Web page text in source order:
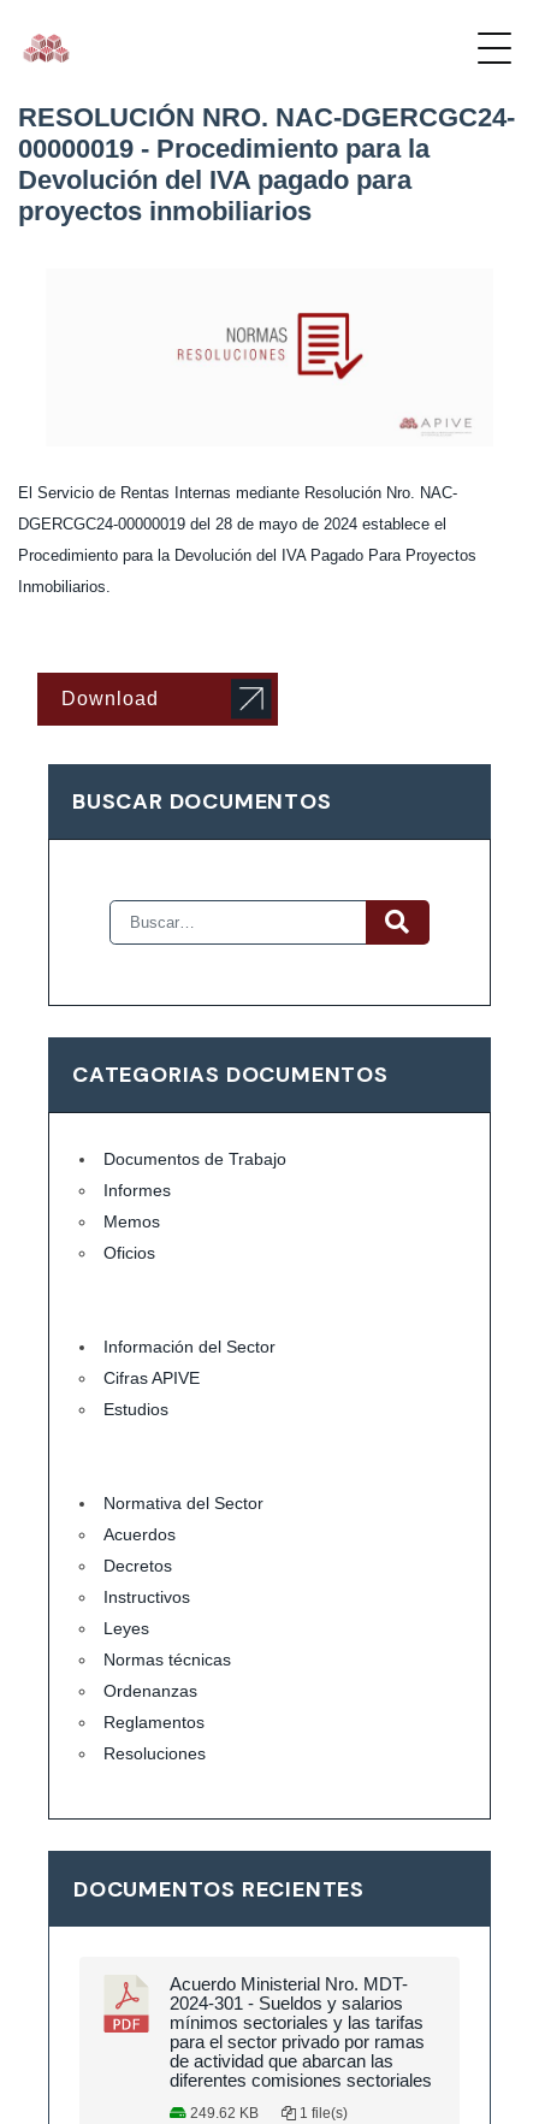
RESOLUCIÓN NRO. NAC-DGERCGC24-
00000019 - Procedimiento para la
Devolución del IVA pagado para
proyectos inmobiliarios
El Servicio de Rentas Internas mediante Resolución Nro. NAC-
DGERCGC24-00000019 del 28 de mayo de 2024 establece el
Procedimiento para la Devolución del IVA Pagado Para Proyectos
Inmobiliarios.
Download
BUSCAR DOCUMENTOS
CATEGORIAS DOCUMENTOS
Documentos de Trabajo
Informes
Memos
Oficios
Información del Sector
Cifras APIVE
Estudios
Normativa del Sector
Acuerdos
Decretos
Instructivos
Leyes
Normas técnicas
Ordenanzas
Reglamentos
Resoluciones
DOCUMENTOS RECIENTES
Acuerdo Ministerial Nro. MDT-
2024-301 - Sueldos y salarios
mínimos sectoriales y las tarifas
para el sector privado por ramas
de actividad que abarcan las
diferentes comisiones sectoriales
249.62 KB 1 file(s)